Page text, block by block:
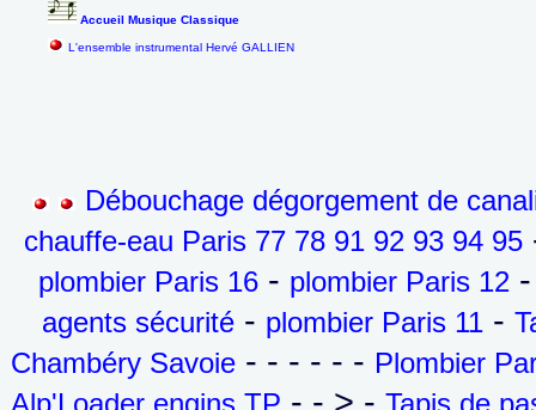
Accueil Musique Classique
L'ensemble instrumental Hervé GALLIEN
Débouchage dégorgement de
chauffe-eau Paris 77 78 91 92 93 94 95
plombier Paris 16 - plombier Paris 12
agents sécurité - plombier Paris 11 -
Chambéry Savoie - - - - - - Plombier
Alp'Loader engins TP - - > - Tapis de